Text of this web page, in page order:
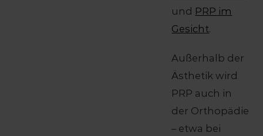
und PRP im
Gesicht.
Außerhalb der
Ästhetik wird
PRP auch in
der Orthopädie
– etwa bei